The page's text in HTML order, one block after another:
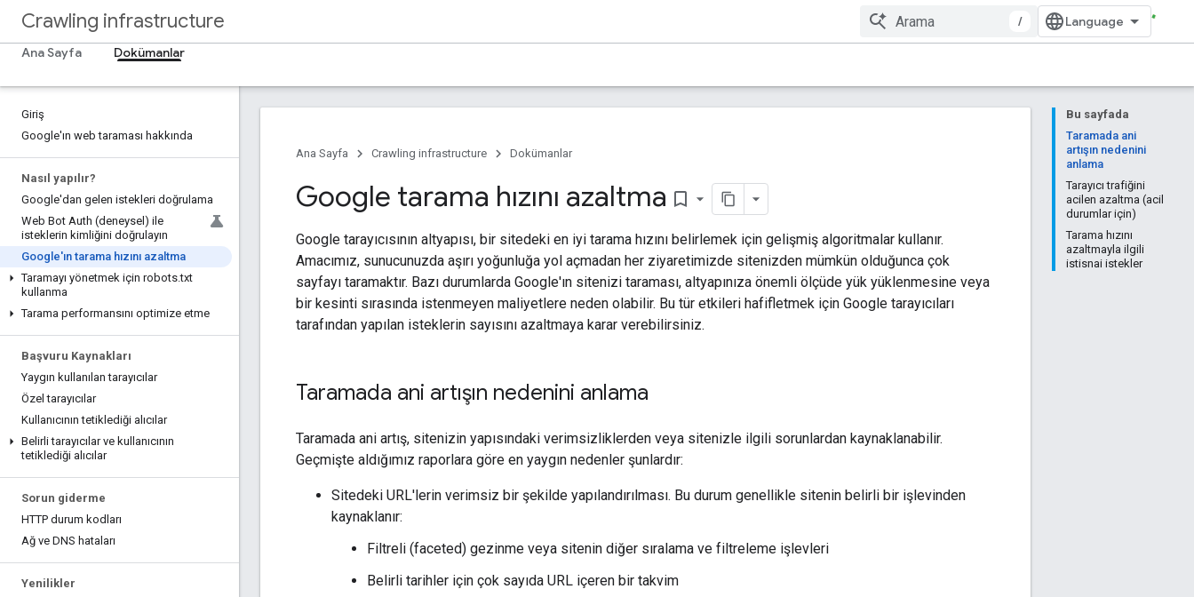
Crawling infrastructure
/
Ana Sayfa
Dokümanlar
Giriş
Google'ın web taraması hakkında
Nasıl yapılır?
Google'dan gelen istekleri doğrulama
Web Bot Auth (deneysel) ile
isteklerin kimliğini doğrulayın
Google'ın tarama hızını azaltma
Taramayı yönetmek için robots.txt
kullanma
Tarama performansını optimize etme
Başvuru Kaynakları
Yaygın kullanılan tarayıcılar
Özel tarayıcılar
Kullanıcının tetiklediği alıcılar
Belirli tarayıcılar ve kullanıcının
tetiklediği alıcılar
Sorun giderme
HTTP durum kodları
Ağ ve DNS hataları
Yenilikler
Bu sayfada
Taramada ani
artışın nedenini
anlama
Tarayıcı trafiğini
acilen azaltma (acil
durumlar için)
Tarama hızını
azaltmayla ilgili
istisnai istekler
Ana Sayfa Crawling infrastructure Dokümanlar
Google tarama hızını azaltma bookmark_border
Google tarayıcısının altyapısı, bir sitedeki en iyi tarama hızını belirlemek için gelişmiş algoritmalar kullanır.
Amacımız, sunucunuzda aşırı yoğunluğa yol açmadan her ziyaretimizde sitenizden mümkün olduğunca çok
sayfayı taramaktır. Bazı durumlarda Google'ın sitenizi taraması, altyapınıza önemli ölçüde yük yüklenmesine veya
bir kesinti sırasında istenmeyen maliyetlere neden olabilir. Bu tür etkileri hafifletmek için Google tarayıcıları
tarafından yapılan isteklerin sayısını azaltmaya karar verebilirsiniz.
Taramada ani artışın nedenini anlama
Taramada ani artış, sitenizin yapısındaki verimsizliklerden veya sitenizle ilgili sorunlardan kaynaklanabilir.
Geçmişte aldığımız raporlara göre en yaygın nedenler şunlardır:
Sitedeki URL'lerin verimsiz bir şekilde yapılandırılması. Bu durum genellikle sitenin belirli bir işlevinden
kaynaklanır:
Filtreli (faceted) gezinme veya sitenin diğer sıralama ve filtreleme işlevleri
Belirli tarihler için çok sayıda URL içeren bir takvim